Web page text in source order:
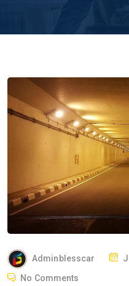
Adminblesscar
No Comments